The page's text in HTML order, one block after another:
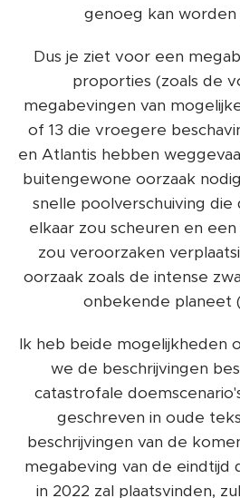
genoeg kan
Dus je ziet voor een
proporties (zoals de
megabevingen van
of 13 die vroegere
en Atlantis hebben
buitengewone oorzaak
snelle poolverschuiving
elkaar zou scheuren en
zou veroorzaken
oorzaak zoals de intense
onbekende planeet
Ik heb beide mogelijkheden
we de beschrijvingen
catastrofale
geschreven in oude
beschrijvingen van de
megabeving van de eindtijd
in 2022 zal plaatsvinden,